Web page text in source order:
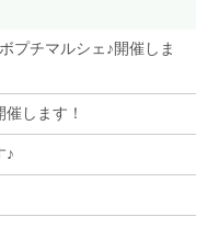
プチマルシェ♪開催しま
します！
♪